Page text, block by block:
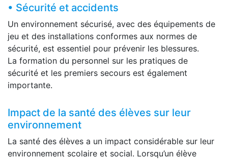
• Sécurité et accidents
Un environnement sécurisé, avec des équipements de
jeu et des installations conformes aux normes de
sécurité, est essentiel pour prévenir les blessures.
La formation du personnel sur les pratiques de
sécurité et les premiers secours est également
importante.
Impact de la santé des élèves sur leur
environnement
La santé des élèves a un impact considérable sur leur
environnement scolaire et social. Lorsqu’un élève